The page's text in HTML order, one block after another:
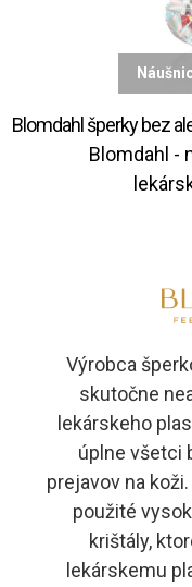
Blomdahl šperky bez
Blomdahl -
Výrobca
skutočne
lekárskeho
úplne všetci
prejavov na
použité
krištály,
lekárskemu